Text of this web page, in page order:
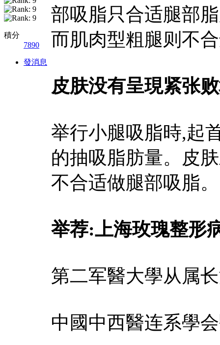
積分
7890
發消息
部吸脂只合适腿部
而肌肉型粗腿则不
皮肤没有呈現紧张
举行小腿吸脂時,起
的抽吸脂肪量。皮
不合适做腿部吸脂。
举荐:上海玫瑰整形
第二军醫大學从属
中國中西醫连系學